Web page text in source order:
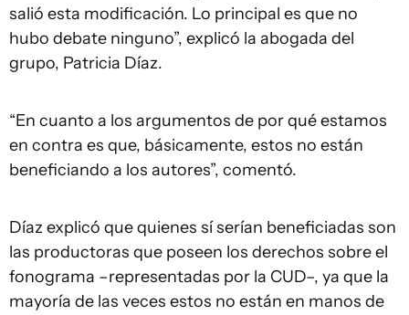
salió esta modificación. Lo principal es que no
hubo debate ninguno”, explicó la abogada del
grupo, Patricia Díaz.
“En cuanto a los argumentos de por qué estamos
en contra es que, básicamente, estos no están
beneficiando a los autores”, comentó.
Díaz explicó que quienes sí serían beneficiadas son
las productoras que poseen los derechos sobre el
fonograma –representadas por la CUD–, ya que la
mayoría de las veces estos no están en manos de